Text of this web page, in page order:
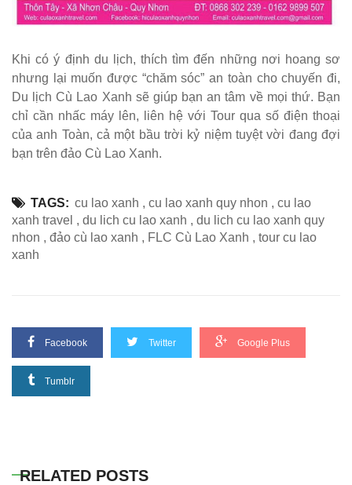
Khi có ý định du lịch, thích tìm đến những nơi hoang sơ
nhưng lại muốn được “chăm sóc” an toàn cho chuyến đi,
Du lịch Cù Lao Xanh sẽ giúp bạn an tâm về mọi thứ. Bạn
chỉ cần nhấc máy lên, liên hệ với Tour qua số điện thoại
của anh Toàn, cả một bầu trời kỷ niệm tuyệt vời đang đợi
bạn trên đảo Cù Lao Xanh.
TAGS: cu lao xanh , cu lao xanh quy nhon , cu lao
xanh travel , du lich cu lao xanh , du lich cu lao xanh quy
nhon , đảo cù lao xanh , FLC Cù Lao Xanh , tour cu lao
xanh
Facebook Twitter Google Plus
Tumblr
RELATED POSTS